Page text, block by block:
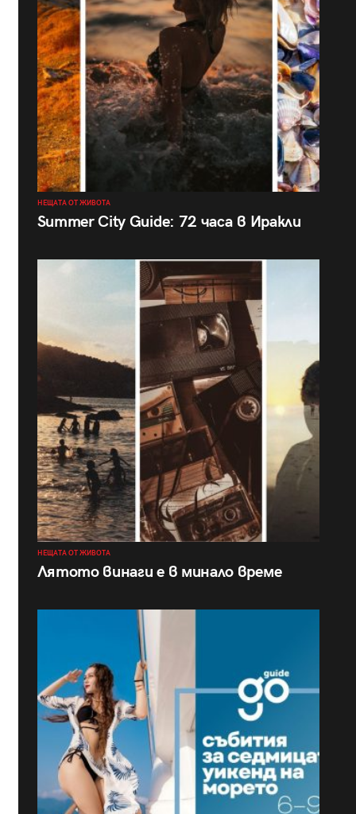
НЕЩАТА ОТ ЖИВОТА
Summer City Guide: 72 часа в Иракли
НЕЩАТА ОТ ЖИВОТА
Лятото винаги е в минало време